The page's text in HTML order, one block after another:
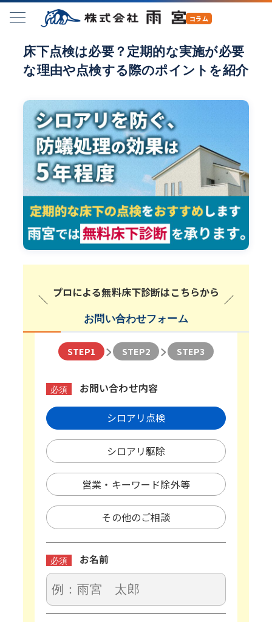
床下点検は必要？定期的な実施が必要
な理由や点検する際のポイントを紹介
プロによる無料床下診断はこちらから
お問い合わせフォーム
STEP1 STEP2 STEP3
必須 お問い合わせ内容
シロアリ点検
シロアリ駆除
営業・キーワード除外等
その他のご相談
必須 お名前